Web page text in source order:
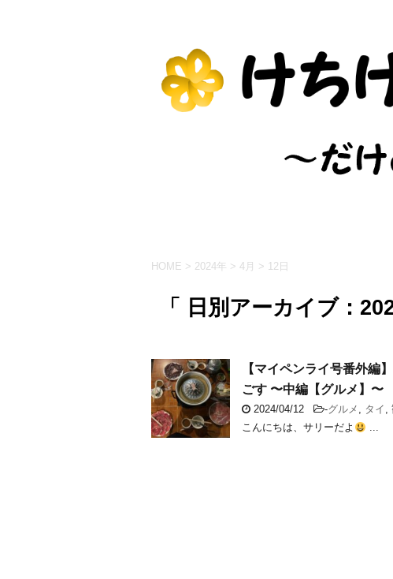
HOME > 2024年 > 4月 > 12日
「 日別アーカイブ：
【マイペンライ号番外編
ごす 〜中編【グルメ】〜
2024/04/12 -グルメ , タイ ,
こんにちは、サリーだよ
...